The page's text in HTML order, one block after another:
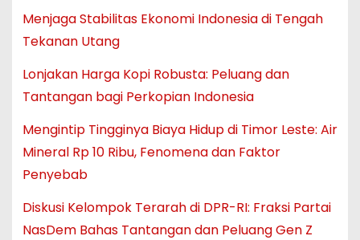
Menjaga Stabilitas Ekonomi Indonesia di Tengah
Tekanan Utang
Lonjakan Harga Kopi Robusta: Peluang dan
Tantangan bagi Perkopian Indonesia
Mengintip Tingginya Biaya Hidup di Timor Leste: Air
Mineral Rp 10 Ribu, Fenomena dan Faktor
Penyebab
Diskusi Kelompok Terarah di DPR-RI: Fraksi Partai
NasDem Bahas Tantangan dan Peluang Gen Z